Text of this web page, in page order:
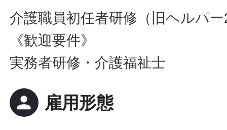
介護職員初任者研修（旧ヘルパ
《歓迎要件》
実務者研修・介護福祉士
person 雇用形態